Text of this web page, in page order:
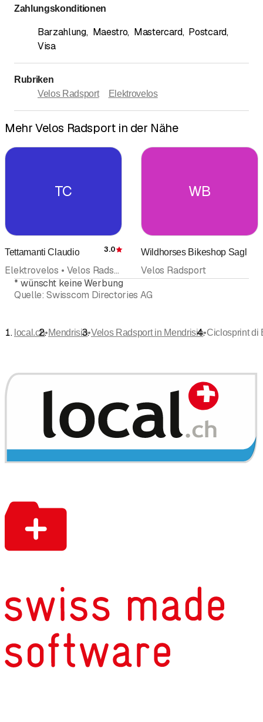
Zahlungskonditionen
Barzahlung, Maestro, Mastercard, Postcard,
Visa
Rubriken
Velos Radsport
Elektrovelos
Mehr Velos Radsport in der Nähe
TC
Tettamanti Claudio Bewertung
3.0
Elektrovelos • Velos Radsport
WB
Wildhorses Bikeshop Sagl
Velos Radsport
* wünscht keine Werbung
Quelle: Swisscom Directories AG
local.ch•Mendrisio•Velos Radsport in Mendrisio•Ciclosprint di